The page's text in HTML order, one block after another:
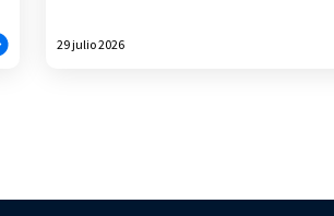
29 julio 2026